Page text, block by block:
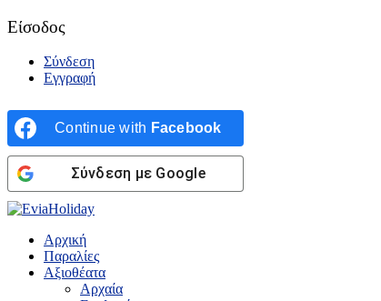
Είσοδος
Σύνδεση
Εγγραφή
Continue with Facebook
Σύνδεση με Google
Αρχική
Παραλίες
Αξιοθέατα
Αρχαία